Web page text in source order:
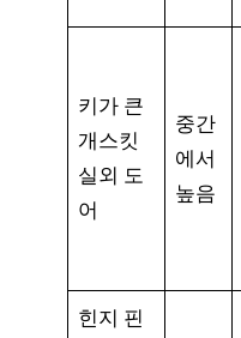
키가 큰
개스킷
실외 도
어
중간
에서
높음
힌지 핀